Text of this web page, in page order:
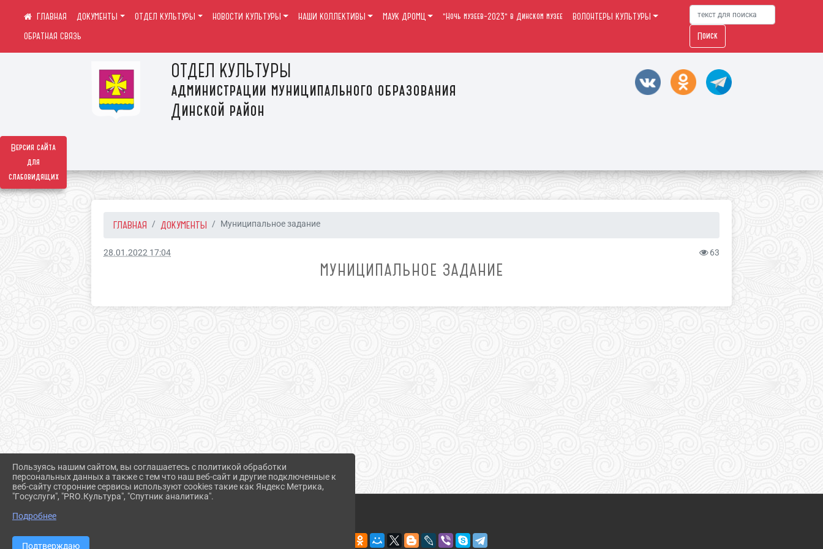
Версия сайта
для
слабовидящих
ОТДЕЛ КУЛЬТУРЫ
администрации муниципального образования
Динской район
ДОКУМЕНТЫ ОТДЕЛ КУЛЬТУРЫ НОВОСТИ КУЛЬТУРЫ НАШИ КОЛЛЕКТИВЫ МАУК ДРОМЦ "Ночь музеев-2023" в Динском музее
ВОЛОНТЕРЫ КУЛЬТУРЫ
ОБРАТНАЯ СВЯЗЬ
Поиск
ГЛАВНАЯ ДОКУМЕНТЫ Муниципальное задание
28.01.2022 17:04 63
МУНИЦИПАЛЬНОЕ ЗАДАНИЕ
Пользуясь нашим сайтом, вы соглашаетесь с политикой обработки
персональных данных а также с тем что наш веб-сайт и другие подключенные к
веб-сайту сторонние сервисы используют cookies такие как Яндекс Метрика,
"Госуслуги", "PRO.Культура", "Спутник аналитика".
Подробнее
Подтверждаю